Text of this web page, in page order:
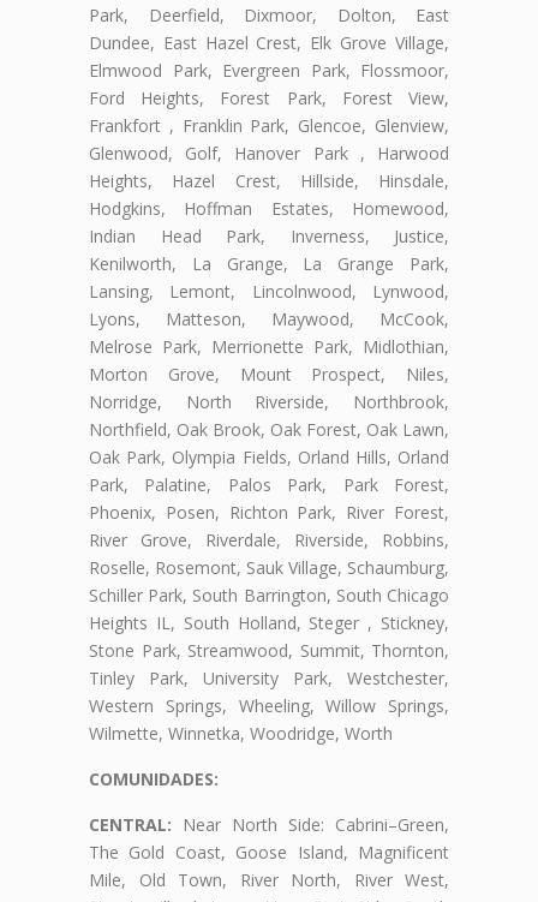
Park, Deerfield, Dixmoor, Dolton, East
Dundee, East Hazel Crest, Elk Grove Village,
Elmwood Park, Evergreen Park, Flossmoor,
Ford Heights, Forest Park, Forest View,
Frankfort , Franklin Park, Glencoe, Glenview,
Glenwood, Golf, Hanover Park , Harwood
Heights, Hazel Crest, Hillside, Hinsdale,
Hodgkins, Hoffman Estates, Homewood,
Indian Head Park, Inverness, Justice,
Kenilworth, La Grange, La Grange Park,
Lansing, Lemont, Lincolnwood, Lynwood,
Lyons, Matteson, Maywood, McCook,
Melrose Park, Merrionette Park, Midlothian,
Morton Grove, Mount Prospect, Niles,
Norridge, North Riverside, Northbrook,
Northfield, Oak Brook, Oak Forest, Oak Lawn,
Oak Park, Olympia Fields, Orland Hills, Orland
Park, Palatine, Palos Park, Park Forest,
Phoenix, Posen, Richton Park, River Forest,
River Grove, Riverdale, Riverside, Robbins,
Roselle, Rosemont, Sauk Village, Schaumburg,
Schiller Park, South Barrington, South Chicago
Heights IL, South Holland, Steger , Stickney,
Stone Park, Streamwood, Summit, Thornton,
Tinley Park, University Park, Westchester,
Western Springs, Wheeling, Willow Springs,
Wilmette, Winnetka, Woodridge, Worth
COMUNIDADES:
CENTRAL: Near North Side: Cabrini–Green,
The Gold Coast, Goose Island, Magnificent
Mile, Old Town, River North, River West,